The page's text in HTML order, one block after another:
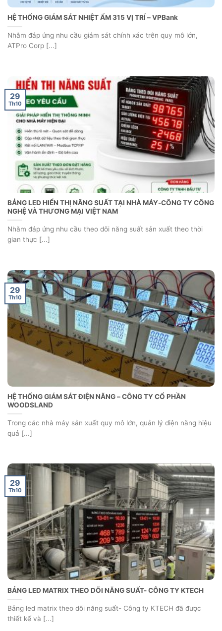
HỆ THỐNG GIÁM SÁT NHIỆT ẨM 315 VỊ TRÍ – VPBank
Nhằm đáp ứng nhu cầu giám sát chính xác trên quy mô lớn,
ATPro Corp [...]
BẢNG LED HIỂN THỊ NĂNG SUẤT TẠI NHÀ MÁY-CÔNG TY CÔNG
NGHỆ VÀ THƯƠNG MẠI VIỆT NAM
Nhằm đáp ứng nhu cầu theo dõi năng suất sản xuất theo thời
gian thực [...]
29
Th10
HỆ THỐNG GIÁM SÁT ĐIỆN NĂNG – CÔNG TY CỔ PHẦN
WOODSLAND
Trong các nhà máy sản xuất quy mô lớn, quản lý điện năng hiệu
quả [...]
29
Th10
BẢNG LED MATRIX THEO DÕI NĂNG SUẤT- CÔNG TY KTECH
Bảng led matrix theo dõi năng suất- Công ty KTECH đã được
thiết kế và [...]
29
Th10